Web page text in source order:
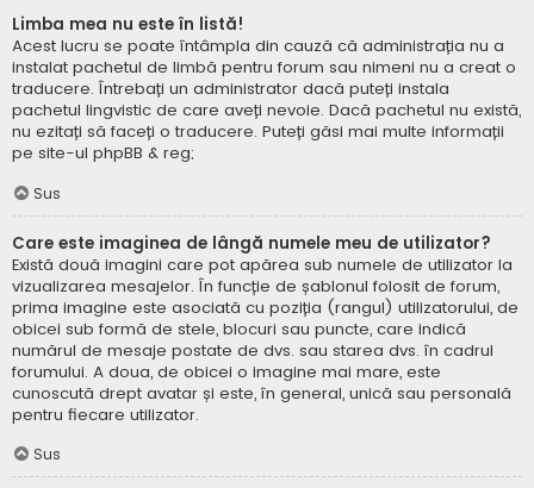
Limba mea nu este în listă!
Acest lucru se poate întâmpla din cauză că administrația nu a
instalat pachetul de limbă pentru forum sau nimeni nu a creat o
traducere. Întrebați un administrator dacă puteți instala
pachetul lingvistic de care aveți nevoie. Dacă pachetul nu există,
nu ezitați să faceți o traducere. Puteți găsi mai multe informații
pe site-ul phpBB & reg;
Sus
Care este imaginea de lângă numele meu de utilizator?
Există două imagini care pot apărea sub numele de utilizator la
vizualizarea mesajelor. În funcție de șablonul folosit de forum,
prima imagine este asociată cu poziția (rangul) utilizatorului, de
obicei sub formă de stele, blocuri sau puncte, care indică
numărul de mesaje postate de dvs. sau starea dvs. în cadrul
forumului. A doua, de obicei o imagine mai mare, este
cunoscută drept avatar și este, în general, unică sau personală
pentru fiecare utilizator.
Sus